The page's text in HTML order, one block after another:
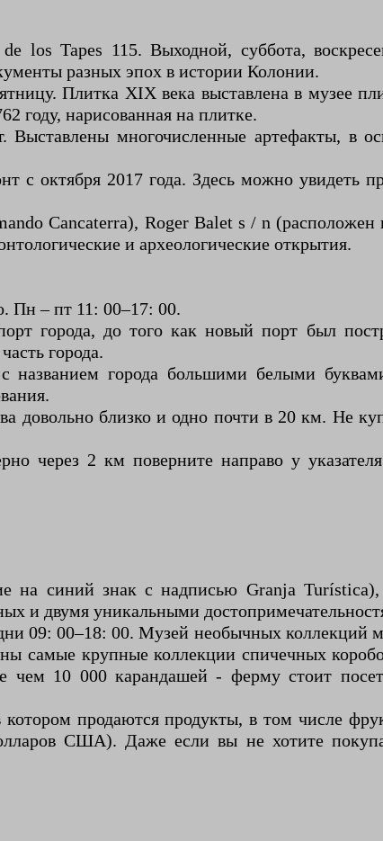
los Tapes 115. Выходной, суббота,
разных эпох в истории Колонии.
Плитка XIX века выставлена ​​в музее
году, нарисованная на плитке.
многочисленные артефакты, в
октября 2017 года. Здесь можно увидеть
Cancaterra), Roger Balet s / n (расположен
и археологические открытия.
Пн – пт 11: 00–17: 00.
города, до того как новый порт был
города.
города большими белыми
довольно близко и одно почти в 20 км. Не
через 2 км поверните направо у
на синий знак с надписью Granja
и двумя уникальными
09: 00–18: 00. Музей необычных коллекций
самые крупные коллекции спичечных
чем 10 000 карандашей - ферму стоит
продаются продукты, в том числе
США). Даже если вы не хотите